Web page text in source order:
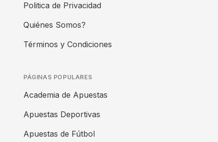
Politica de Privacidad
Quiénes Somos?
Términos y Condiciones
PÁGINAS POPULARES
Academia de Apuestas
Apuestas Deportivas
Apuestas de Fútbol